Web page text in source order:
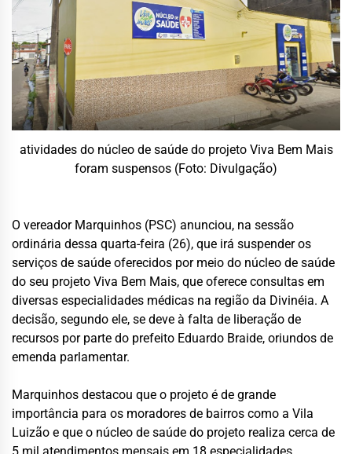
atividades do núcleo de saúde do projeto Viva Bem Mais
foram suspensos (Foto: Divulgação)
O vereador Marquinhos (PSC) anunciou, na sessão
ordinária dessa quarta-feira (26), que irá suspender os
serviços de saúde oferecidos por meio do núcleo de saúde
do seu projeto Viva Bem Mais, que oferece consultas em
diversas especialidades médicas na região da Divinéia. A
decisão, segundo ele, se deve à falta de liberação de
recursos por parte do prefeito Eduardo Braide, oriundos de
emenda parlamentar.
Marquinhos destacou que o projeto é de grande
importância para os moradores de bairros como a Vila
Luizão e que o núcleo de saúde do projeto realiza cerca de